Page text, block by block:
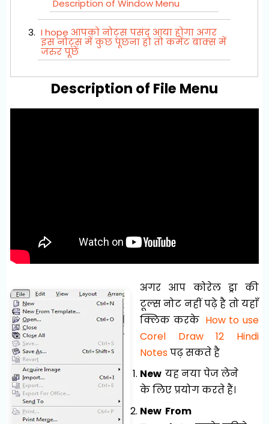
Description of Window Menu
I hope आपको नोट्स पसंद आया होगा अगर
इस नोट्स में कुछ पूछना हो तो कमेंट बाक्स में
जरुर पूछें
Description of File Menu
अगर आप कोरेल ड्रा की
टूल्स नोट नहीं पढ़े है तो यहाँ
क्लिक करके How to use
Corel Draw 12 Hindi
Notesपढ़ सकते है
Newयह नया पेज लेने
के लिए प्रयोग करते हैं।
New From